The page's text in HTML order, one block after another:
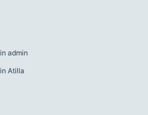
admin
Atilla